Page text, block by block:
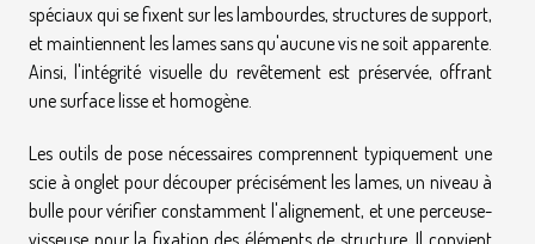
spéciaux qui se fixent sur les lambourdes, structures de support,
et maintiennent les lames sans qu'aucune vis ne soit apparente.
Ainsi, l'intégrité visuelle du revêtement est préservée, offrant
une surface lisse et homogène.
Les outils de pose nécessaires comprennent typiquement une
scie à onglet pour découper précisément les lames, un niveau à
bulle pour vérifier constamment l'alignement, et une perceuse-
visseuse pour la fixation des éléments de structure. Il convient